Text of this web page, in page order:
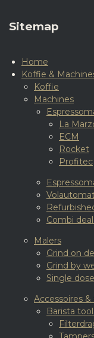
Sitemap
Home
Koffie &
Koffie
Machines
La
ECM
Rocket
Profitec
Combi
Malers
Grind on
Grind by
Single dose
Accessoires
Barista